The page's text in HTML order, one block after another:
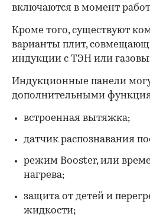
включаются в момент
Кроме того, существуют
варианты плит,
индукции с ТЭН или
Индукционные панели
дополнительными
встроенная вытяжка;
датчик распознавания
режим Booster, или
нагрева;
защита от детей и
жидкости;